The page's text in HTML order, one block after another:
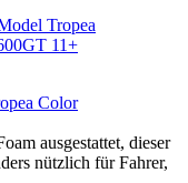
Color
ausgestattet, dieser
nützlich für Fahrer,